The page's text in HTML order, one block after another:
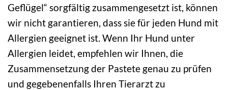
Geflügel“ sorgfältig zusammengesetzt ist, können
wir nicht garantieren, dass sie für jeden Hund mit
Allergien geeignet ist. Wenn Ihr Hund unter
Allergien leidet, empfehlen wir Ihnen, die
Zusammensetzung der Pastete genau zu prüfen
und gegebenenfalls Ihren Tierarzt zu